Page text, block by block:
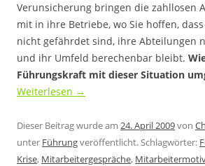
Verunsicherung bringen die zahllosen
mit in ihre Betriebe, wo Sie hoffen,
nicht gefährdet sind, ihre Abteilungen
und ihr Umfeld berechenbar bleibt.
Führungskraft mit dieser Situation
Weiterlesen →
Dieser Beitrag wurde am 24. April 2009von
unter Führungveröffentlicht. Schlagwörter:
Krise, Mitarbeitergespräche,